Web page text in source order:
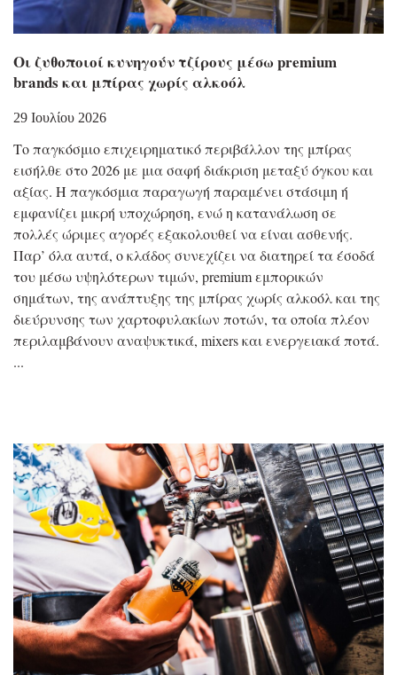
Οι ζυθοποιοί κυνηγούν τζίρους μέσω premium
brands και μπίρας χωρίς αλκοόλ
29 Ιουλίου 2026
Το παγκόσμιο επιχειρηματικό περιβάλλον της μπίρας
εισήλθε στο 2026 με μια σαφή διάκριση μεταξύ όγκου και
αξίας. Η παγκόσμια παραγωγή παραμένει στάσιμη ή
εμφανίζει μικρή υποχώρηση, ενώ η κατανάλωση σε
πολλές ώριμες αγορές εξακολουθεί να είναι ασθενής.
Παρ’ όλα αυτά, ο κλάδος συνεχίζει να διατηρεί τα έσοδά
του μέσω υψηλότερων τιμών, premium εμπορικών
σημάτων, της ανάπτυξης της μπίρας χωρίς αλκοόλ και της
διεύρυνσης των χαρτοφυλακίων ποτών, τα οποία πλέον
περιλαμβάνουν αναψυκτικά, mixers και ενεργειακά ποτά.